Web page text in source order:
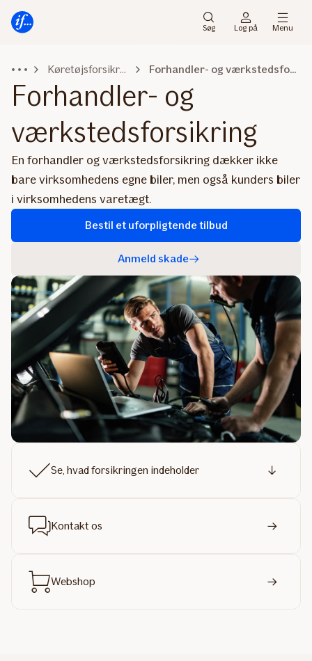
Søg Log på Menu
Køretøjsforsikring Forhandler- og værkstedsforsikring
Forhandler- og
værkstedsforsikring
En forhandler og værkstedsforsikring dækker ikke
bare virksomhedens egne biler, men også kunders biler
i virksomhedens varetægt.
Bestil et uforpligtende tilbud
Anmeld skade
Se, hvad forsikringen indeholder
Kontakt os
Webshop